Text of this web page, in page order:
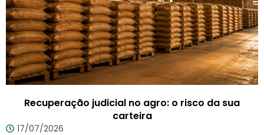
Recuperação judicial no agro: o risco da sua
carteira
17/07/2026